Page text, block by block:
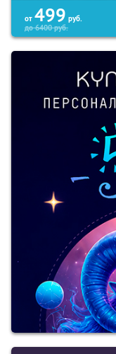
от 499 руб.
до6400руб.